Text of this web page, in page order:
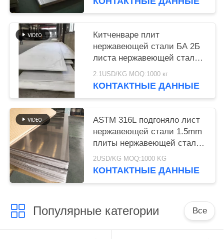
Китченваре плит
нержавеющей стали БА 2Б
листа нержавеющей стали
АИСИ 316
2.1USD/KG MOQ:1000 кг
КОНТАКТНЫЕ ДАННЫЕ
ASTM 316L подгоняло лист
нержавеющей стали 1.5mm
плиты нержавеющей стали
316
2USD/KG MOQ:1000 KG
КОНТАКТНЫЕ ДАННЫЕ
Популярные категории Все